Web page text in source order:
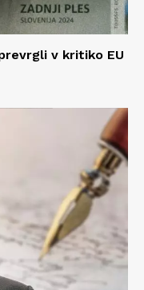
v kritiko EU